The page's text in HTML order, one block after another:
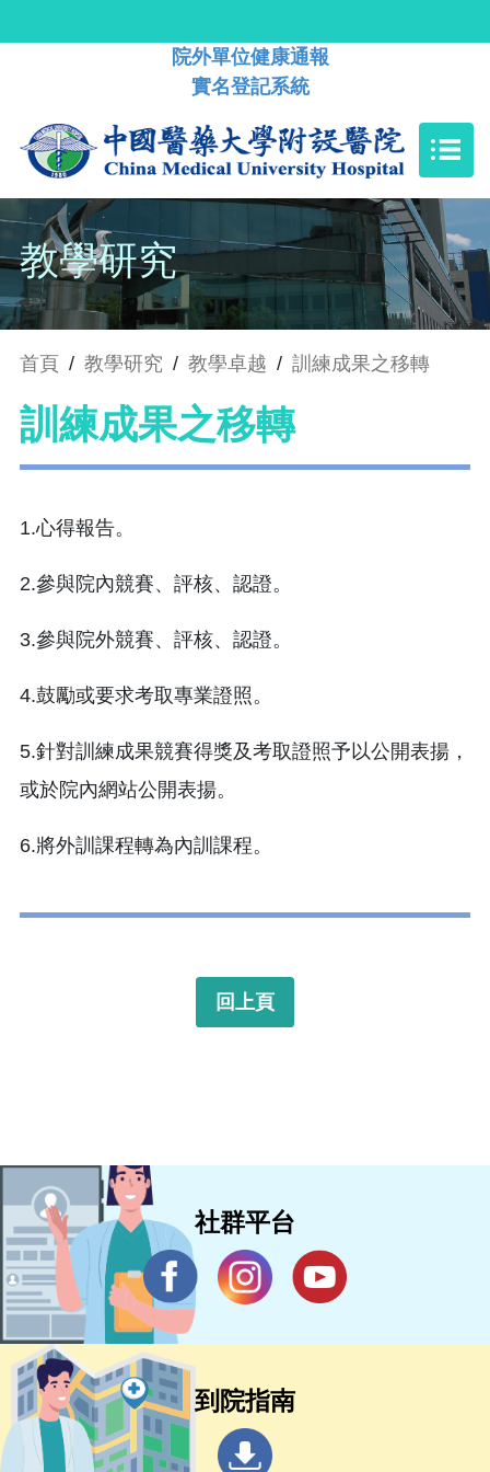
院外單位健康通報
實名登記系統
教學研究
首頁 / 教學研究 / 教學卓越 / 訓練成果之移轉
訓練成果之移轉
1.心得報告。
2.參與院內競賽、評核、認證。
3.參與院外競賽、評核、認證。
4.鼓勵或要求考取專業證照。
5.針對訓練成果競賽得獎及考取證照予以公開表揚，
或於院內網站公開表揚。
6.將外訓課程轉為內訓課程。
回上頁
社群平台
到院指南